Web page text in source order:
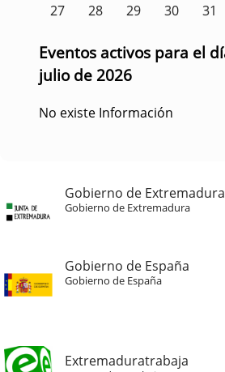
27
28 29 30 31
Eventos activos para el
julio de 2026
No existe Información
Gobierno de Extremadura
Gobierno de Extremadura
Gobierno de España
Gobierno de España
Extremaduratrabaja